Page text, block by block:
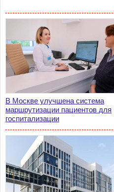
В Москве улучшена система
маршрутизации пациентов для
госпитализации